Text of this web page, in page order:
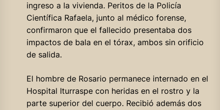
ingreso a la vivienda. Peritos de la Policía
Científica Rafaela, junto al médico forense,
confirmaron que el fallecido presentaba dos
impactos de bala en el tórax, ambos sin orificio
de salida.
El hombre de Rosario permanece internado en el
Hospital Iturraspe con heridas en el rostro y la
parte superior del cuerpo. Recibió además dos